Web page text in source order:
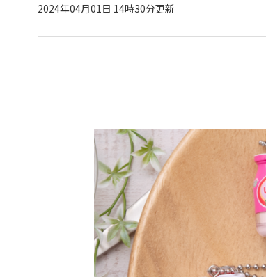
2024年04月01日 14時30分更新